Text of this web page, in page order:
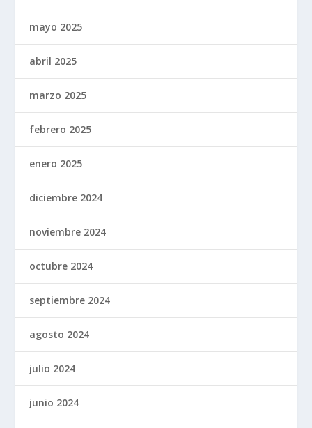
mayo 2025
abril 2025
marzo 2025
febrero 2025
enero 2025
diciembre 2024
noviembre 2024
octubre 2024
septiembre 2024
agosto 2024
julio 2024
junio 2024